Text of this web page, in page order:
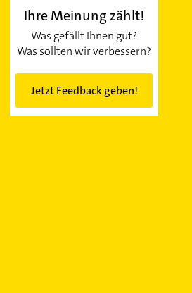
Ihre Meinung zählt!
Was gefällt Ihnen gut?
Was sollten wir verbessern?
Jetzt Feedback geben!